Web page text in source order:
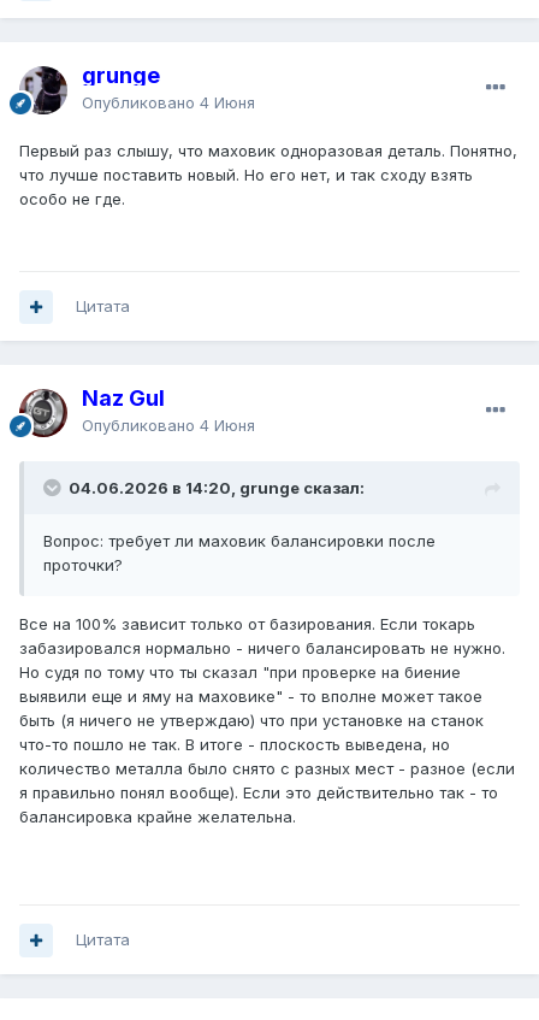
grunge
Опубликовано 4 Июня
Первый раз слышу, что маховик одноразовая деталь. Понятно,
что лучше поставить новый. Но его нет, и так сходу взять
особо не где.
Цитата
Naz Gul
Опубликовано 4 Июня
04.06.2026 в 14:20, grunge сказал:
Вопрос: требует ли маховик балансировки после
проточки?
Все на 100% зависит только от базирования. Если токарь
забазировался нормально - ничего балансировать не нужно.
Но судя по тому что ты сказал "при проверке на биение
выявили еще и яму на маховике" - то вполне может такое
быть (я ничего не утверждаю) что при установке на станок
что-то пошло не так. В итоге - плоскость выведена, но
количество металла было снято с разных мест - разное (если
я правильно понял вообще). Если это действительно так - то
балансировка крайне желательна.
Цитата